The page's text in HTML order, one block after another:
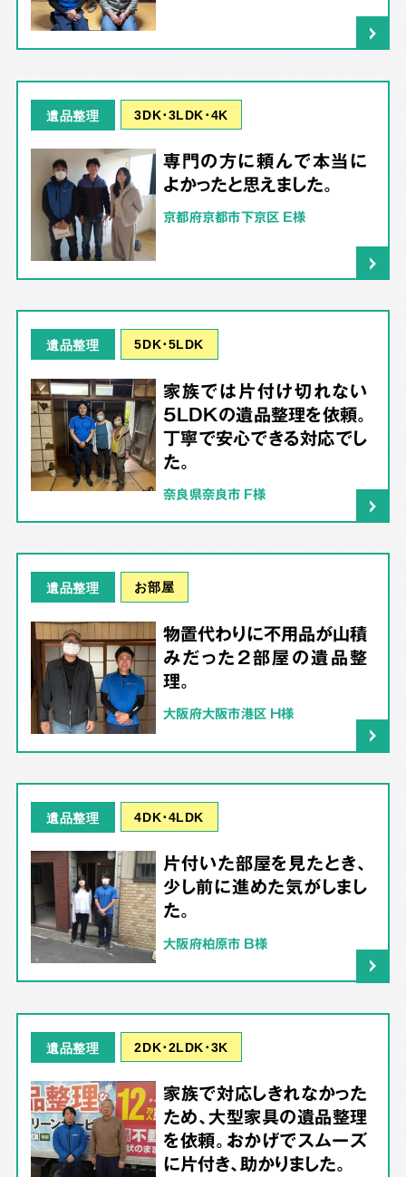
遺品整理 3DK･3LDK･4K
専門の方に頼んで本当に
よかったと思えました。
京都府京都市下京区 E様
遺品整理 5DK･5LDK
家族では片付け切れない
5LDKの遺品整理を依頼。
丁寧で安心できる対応でし
た。
奈良県奈良市 F様
遺品整理 お部屋
物置代わりに不用品が山積
みだった2部屋の遺品整
理。
大阪府大阪市港区 H様
遺品整理 4DK･4LDK
片付いた部屋を見たとき、
少し前に進めた気がしまし
た。
大阪府柏原市 B様
遺品整理 2DK･2LDK･3K
家族で対応しきれなかった
ため、大型家具の遺品整理
を依頼。おかげでスムーズ
に片付き、助かりました。